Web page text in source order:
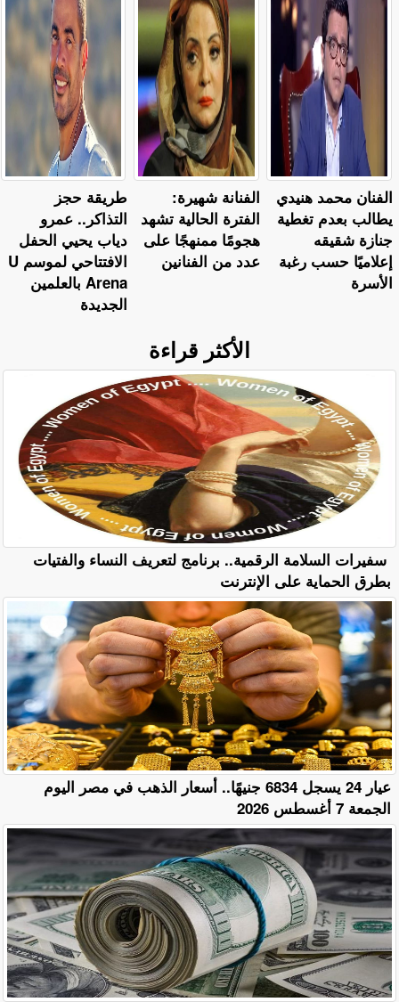
طريقة حجز
التذاكر.. عمرو
دياب يحيي الحفل
الافتتاحي لموسم U
Arena بالعلمين
الجديدة
الفنانة شهيرة:
الفترة الحالية تشهد
هجومًا ممنهجًا على
عدد من الفنانين
الفنان محمد هنيدي
يطالب بعدم تغطية
جنازة شقيقه
إعلاميًا حسب رغبة
الأسرة
الأكثر قراءة
سفيرات السلامة الرقمية.. برنامج لتعريف النساء والفتيات
بطرق الحماية على الإنترنت
عيار 24 يسجل 6834 جنيهًا.. أسعار الذهب في مصر اليوم
الجمعة 7 أغسطس 2026